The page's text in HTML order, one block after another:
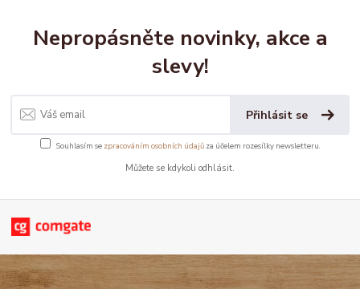
Nepropásněte novinky, akce a
slevy!
Přihlásit se
Souhlasím se zpracováním osobních údajůza účelem rozesílky newsletteru.
Můžete se kdykoli odhlásit.